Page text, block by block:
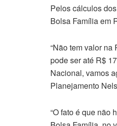
Pelos cálculos
Bolsa Família em
“Não tem valor
pode ser até R$
Nacional, vamos
Planejamento
“O fato é que não